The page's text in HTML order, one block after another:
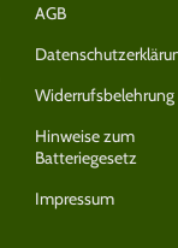
AGB
Widerrufsbelehrung
Hinweise zum
Batteriegesetz
Impressum